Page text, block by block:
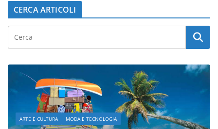
CERCA ARTICOLI
ARTE E CULTURA MODA E TECNOLOGIA